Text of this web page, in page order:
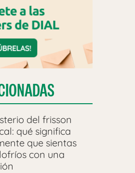
del frisson
qué significa
que sientas
con una